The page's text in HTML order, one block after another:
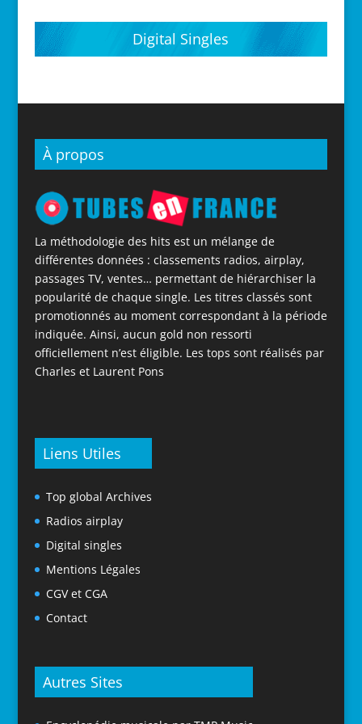
Digital Singles
À propos
La méthodologie des hits est un mélange de
différentes données : classements radios, airplay,
passages TV, ventes… permettant de hiérarchiser la
popularité de chaque single. Les titres classés sont
promotionnés au moment correspondant à la période
indiquée. Ainsi, aucun gold non ressorti
officiellement n’est éligible. Les tops sont réalisés par
Charles et Laurent Pons
Liens Utiles
Top global Archives
Radios airplay
Digital singles
Mentions Légales
CGV et CGA
Contact
Autres Sites